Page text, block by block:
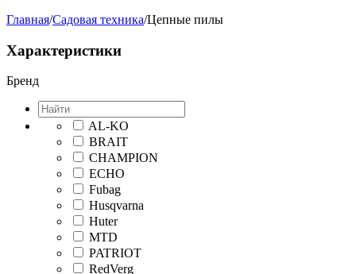
Главная/Садовая техника/Цепные пилы
Характеристики
Бренд
AL-KO
BRAIT
CHAMPION
ECHO
Fubag
Husqvarna
Huter
MTD
PATRIOT
RedVerg